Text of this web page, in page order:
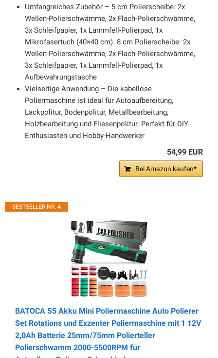
Umfangreiches Zubehör – 5 cm Polierscheibe: 2x
Wellen-Polierschwämme, 2x Flach-Polierschwämme,
3x Schleifpapier, 1x Lammfell-Polierpad, 1x
Mikrofasertuch (40×40 cm). 8 cm Polierscheibe: 2x
Wellen-Polierschwämme, 2x Flach-Polierschwämme,
3x Schleifpapier, 1x Lammfell-Polierpad, 1x
Aufbewahrungstasche
Vielseitige Anwendung – Die kabellose
Poliermaschine ist ideal für Autoaufbereitung,
Lackpolitur, Bodenpolitur, Metallbearbeitung,
Holzbearbeitung und Fliesenpolitur. Perfekt für DIY-
Enthusiasten und Hobby-Handwerker
54,99 EUR
Bei Amazon kaufen*
BESTSELLER NR. 4
BATOCA S5 Akku Mini Poliermaschine Auto Polierer
Set Rotations und Exzenter Poliermaschine mit 1 12V
2,0Ah Batterie 25mm/75mm Polierteller
Polierschwamm 2000-5500RPM für